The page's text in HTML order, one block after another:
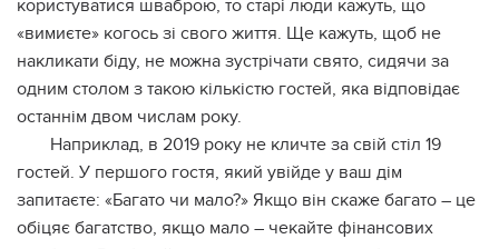
користуватися шваброю, то старі люди кажуть, що
«вимиєте» когось зі свого життя. Ще кажуть, щоб не
накликати біду, не можна зустрічати свято, сидячи за
одним столом з такою кількістю гостей, яка відповідає
останнім двом числам року.
Наприклад, в 2019 року не кличте за свій стіл 19
гостей. У першого гостя, який увійде у ваш дім
запитаєте: «Багато чи мало?» Якщо він скаже багато – це
обіцяє багатство, якщо мало – чекайте фінансових